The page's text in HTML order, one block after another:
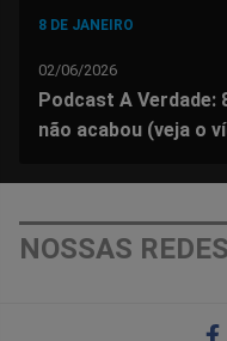
8 DE JANEIRO
02/06/2026
Podcast A Verdade:
não acabou (veja o
NOSSAS